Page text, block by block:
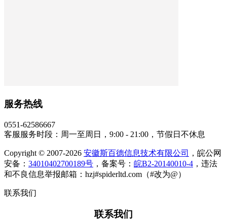
服务热线
0551-62586667
客服服务时段：周一至周日，9:00 - 21:00，节假日不休息
Copyright © 2007-2026 安徽斯百德信息技术有限公司
，皖公网
安备： 34010402700189号 ，备案号： 皖B2-20140010-4 ，违法
和不良信息举报邮箱：hzj#spiderltd.com（#改为@）
联系我们
联系我们